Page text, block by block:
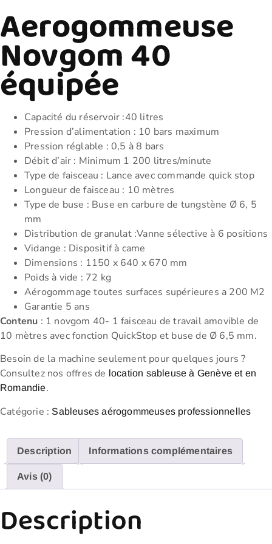
Aerogommeuse
Novgom 40
équipée
Capacité du réservoir :40 litres
Pression d’alimentation : 10 bars maximum
Pression réglable : 0,5 à 8 bars
Débit d’air : Minimum 1 200 litres/minute
Type de faisceau : Lance avec commande quick stop
Longueur de faisceau : 10 mètres
Type de buse : Buse en carbure de tungstène Ø 6, 5
mm
Distribution de granulat :Vanne sélective à 6 positions
Vidange : Dispositif à came
Dimensions : 1150 x 640 x 670 mm
Poids à vide : 72 kg
Aérogommage toutes surfaces supérieures a 200 M2
Garantie 5 ans
Contenu : 1 novgom 40- 1 faisceau de travail amovible de
10 mètres avec fonction QuickStop et buse de Ø 6,5 mm.
Besoin de la machine seulement pour quelques jours ?
Consultez nos offres de location sableuse à Genève et en
Romandie.
Catégorie : Sableuses aérogommeuses professionnelles
Description Informations complémentaires
Avis (0)
Description